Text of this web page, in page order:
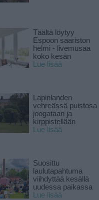
Täältä löytyy
Espoon saariston
helmi - livemusaa
koko kesän
Lue lisää
Lapinlanden
vehreässä puistosa
joogataan ja
kirppistellään
Lue lisää
Suosittu
laulutapahtuma
viihdyttää kesällä
uudessa paikassa
Lue lisää